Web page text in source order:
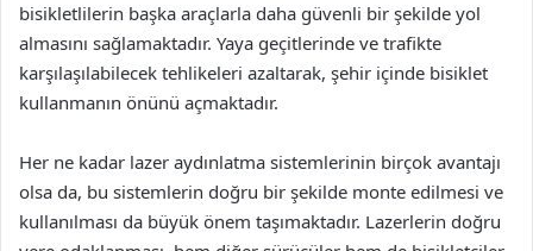
bisikletlilerin başka araçlarla daha güvenli bir şekilde yol
almasını sağlamaktadır. Yaya geçitlerinde ve trafikte
karşılaşılabilecek tehlikeleri azaltarak, şehir içinde bisiklet
kullanmanın önünü açmaktadır.
Her ne kadar lazer aydınlatma sistemlerinin birçok avantajı
olsa da, bu sistemlerin doğru bir şekilde monte edilmesi ve
kullanılması da büyük önem taşımaktadır. Lazerlerin doğru